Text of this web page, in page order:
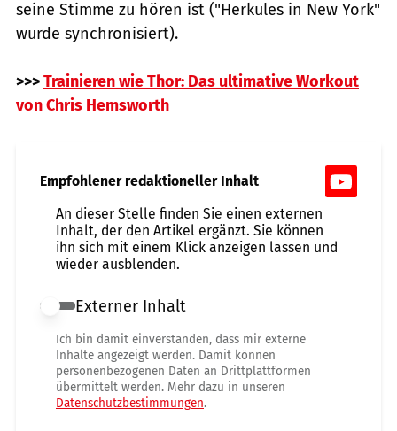
seine Stimme zu hören ist ("Herkules in New York"
wurde synchronisiert).
>>>Trainieren wie Thor: Das ultimative Workout
von Chris Hemsworth
Empfohlener redaktioneller Inhalt
An dieser Stelle finden Sie einen externen
Inhalt, der den Artikel ergänzt. Sie können
ihn sich mit einem Klick anzeigen lassen und
wieder ausblenden.
Externer Inhalt erlauben
Externer Inhalt
Ich bin damit einverstanden, dass mir externe
Inhalte angezeigt werden. Damit können
personenbezogenen Daten an Drittplattformen
übermittelt werden. Mehr dazu in unseren
Datenschutzbestimmungen.